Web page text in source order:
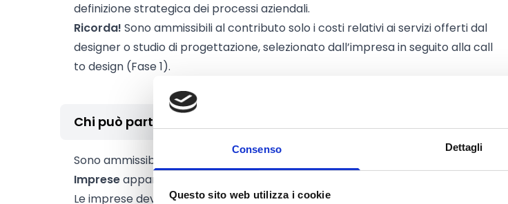
Consenso Dettagli
Questo sito web utilizza i cookie
definizione strategica dei processi aziendali.
Ricorda! Sono ammissibili al contributo solo i costi relativi ai servizi offerti dal
designer o studio di progettazione, selezionato dall’impresa in seguito alla call
to design (Fase 1).
Chi può partecipare
Sono ammissibili alle agevolazioni
Impreseappartenenti a tutti i settori economici.
Le imprese devono avere sede legale e/o unità locali nella circoscrizione